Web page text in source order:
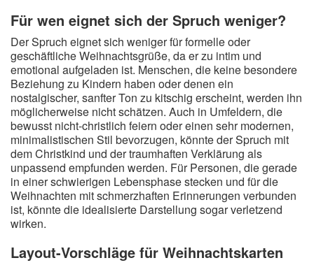
Für wen eignet sich der Spruch weniger?
Der Spruch eignet sich weniger für formelle oder
geschäftliche Weihnachtsgrüße, da er zu intim und
emotional aufgeladen ist. Menschen, die keine besondere
Beziehung zu Kindern haben oder denen ein
nostalgischer, sanfter Ton zu kitschig erscheint, werden ihn
möglicherweise nicht schätzen. Auch in Umfeldern, die
bewusst nicht-christlich feiern oder einen sehr modernen,
minimalistischen Stil bevorzugen, könnte der Spruch mit
dem Christkind und der traumhaften Verklärung als
unpassend empfunden werden. Für Personen, die gerade
in einer schwierigen Lebensphase stecken und für die
Weihnachten mit schmerzhaften Erinnerungen verbunden
ist, könnte die idealisierte Darstellung sogar verletzend
wirken.
Layout-Vorschläge für Weihnachtskarten